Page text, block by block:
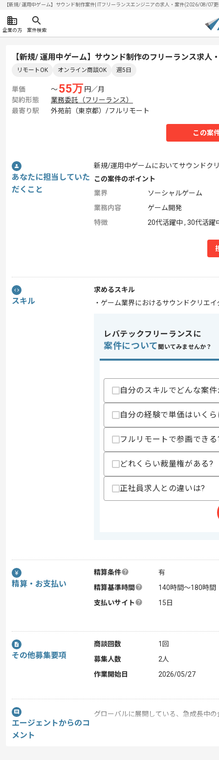
【新規/ 運用中ゲーム】サウンド制作案件| ITフリーランスエンジニアの求人・案件(2026/08/07
企業の方 案件検索
【新規/ 運用中ゲーム】サウンド制作のフリーランス求人
リモートOK オンライン商談OK 週5日
単価 〜55万 円／月
契約形態
業務委託（フリーランス）
最寄り駅
外苑前（東京都）/フルリモート
この案
あなたに担当していた
だくこと
新規/運用中ゲームにおいてサウンドク
この案件のポイント
業界
ソーシャルゲーム
業務内容
ゲーム開発
特徴
20代活躍中 , 30代活躍
スキル
求めるスキル
・ゲーム業界におけるサウンドクリエ
レバテックフリーランスに
案件について 聞いてみませんか？
自分のスキルでどんな案
自分の経験で単価はいく
フルリモートで参画できる
どれくらい裁量権がある?
正社員求人との違いは?
精算・お支払い
精算条件
有
精算基準時間
140時間〜180時間
支払いサイト
15日
その他募集要項
商談回数
1回
募集人数
2人
作業開始日
2026/05/27
エージェントからのコ
メント
グローバルに展開している、急成長中の